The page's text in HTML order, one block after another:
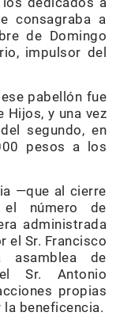
consagraba a
de Domingo
impulsor del
pabellón fue
Hijos, y una vez
segundo, en
pesos a los
—que al cierre
número de
administrada
el Sr. Francisco
de
Sr. Antonio
propias
beneficencia.